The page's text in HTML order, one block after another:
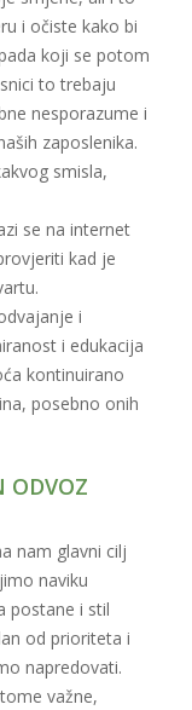
i očiste kako bi
koji se potom
to trebaju
nesporazume i
zaposlenika.
smisla,
se na internet
kad je
i
i edukacija
kontinuirano
posebno onih
ODVOZ
nam glavni cilj
naviku
postane i stil
od prioriteta i
napredovati.
važne,